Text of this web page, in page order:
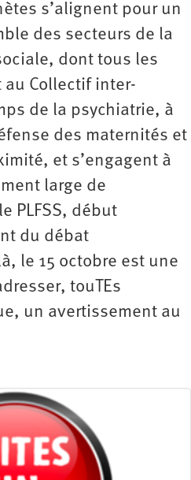
s’alignent pour un
des secteurs de la
dont tous les
au Collectif inter-
de la psychiatrie, à
des maternités et
et s’engagent à
large de
PLFSS, début
du débat
le 15 octobre est une
touTEs
un avertissement au